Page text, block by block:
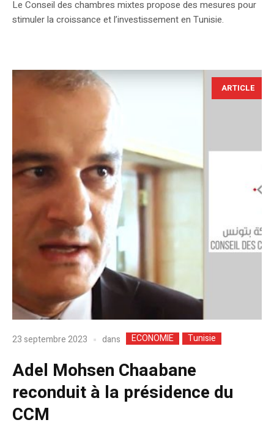
Le Conseil des chambres mixtes propose des mesures pour
stimuler la croissance et l’investissement en Tunisie.
ARTICLE
23 septembre 2023 dans ECONOMIE Tunisie
Adel Mohsen Chaabane
reconduit à la présidence du
CCM